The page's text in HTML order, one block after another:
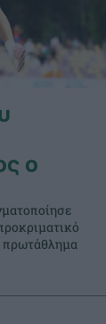
ο
πρωτάθλημα